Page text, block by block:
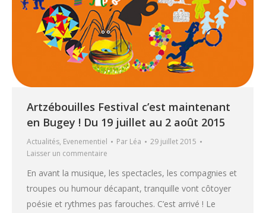
Artzébouilles Festival c’est maintenant
en Bugey ! Du 19 juillet au 2 août 2015
Actualités, Evenementiel Par Léa
29 juillet 2015
Laisser un commentaire
En avant la musique, les spectacles, les compagnies et
troupes ou humour décapant, tranquille vont côtoyer
poésie et rythmes pas farouches. C’est arrivé ! Le